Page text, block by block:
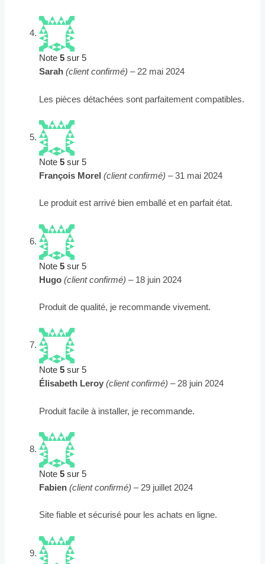
Note5 sur 5
Sarah(client confirmé) – 22 mai 2024
Les pièces détachées sont parfaitement compatibles.
Note5 sur 5
François Morel(client confirmé) – 31 mai 2024
Le produit est arrivé bien emballé et en parfait état.
Note5 sur 5
Hugo(client confirmé) – 18 juin 2024
Produit de qualité, je recommande vivement.
Note5 sur 5
Élisabeth Leroy(client confirmé) – 28 juin 2024
Produit facile à installer, je recommande.
Note5 sur 5
Fabien(client confirmé) – 29 juillet 2024
Site fiable et sécurisé pour les achats en ligne.